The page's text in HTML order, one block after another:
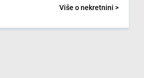
Više o nekretnini >